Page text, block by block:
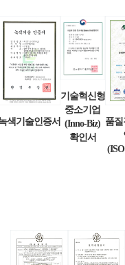
색기술인증서
기술혁신형
중소기업
(Inno-Biz)
확인서
품질
(ISO